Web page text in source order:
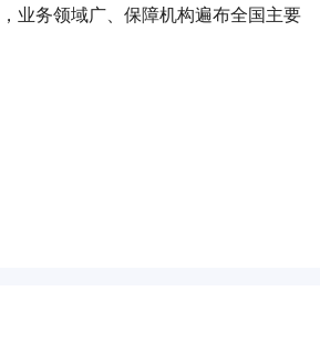
业务领域广、保障机构遍布全国主要